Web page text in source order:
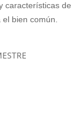
características de
bien común.